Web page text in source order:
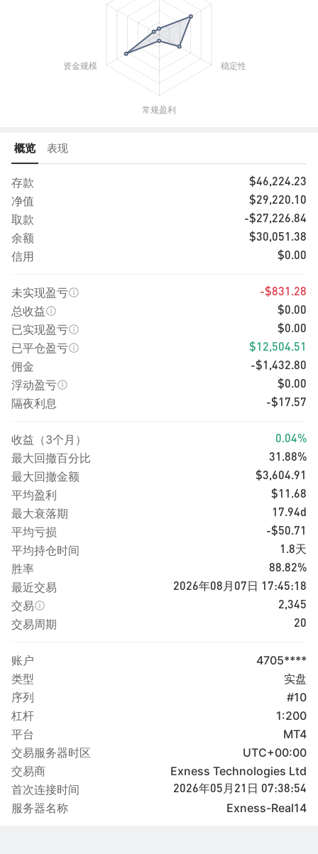
概览 表现
存款 $46,224.23
净值 $29,220.10
取款 -$27,226.84
余额 $30,051.38
信用 $0.00
未实现盈亏 -$831.28
总收益 $0.00
已实现盈亏 $0.00
已平仓盈亏 $12,504.51
佣金 -$1,432.80
浮动盈亏 $0.00
隔夜利息 -$17.57
收益（3个月） 0.04%
最大回撤百分比 31.88%
最大回撤金额 $3,604.91
平均盈利 $11.68
最大衰落期 17.94d
平均亏损 -$50.71
平均持仓时间 1.8天
胜率 88.82%
最近交易 2026年08月07日 17:45:18
交易 2,345
交易周期 20
账户
4705****
类型
实盘
序列
#10
杠杆
1:200
平台
MT4
交易服务器时区
UTC+00:00
交易商
Exness Technologies Ltd
首次连接时间
2026年05月21日 07:38:54
服务器名称 Exness-Real14